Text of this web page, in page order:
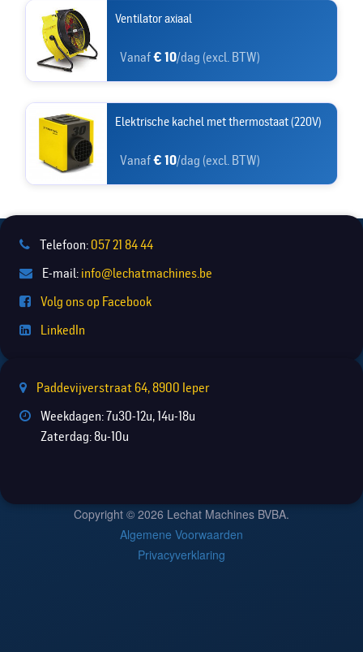
Ventilator axiaal
Vanaf€ 10/dag (excl. BTW)
Elektrische kachel met thermostaat (220V)
Vanaf€ 10/dag (excl. BTW)
Telefoon: 057 21 84 44
E-mail: info@lechatmachines.be
Volg ons op Facebook
LinkedIn
Paddevijverstraat 64, 8900 Ieper
Weekdagen: 7u30-12u, 14u-18u
Zaterdag: 8u-10u
Copyright © 2026 Lechat Machines BVBA.
Algemene Voorwaarden
Privacyverklaring